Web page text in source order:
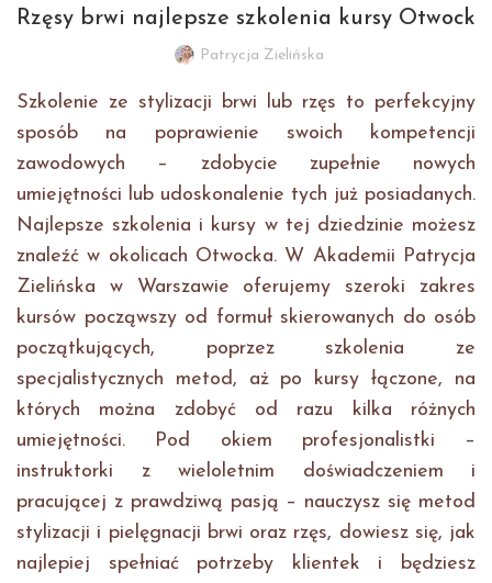
Rzęsy brwi najlepsze szkolenia kursy Otwock
Patrycja Zielińska
Szkolenie ze stylizacji brwi lub rzęs to perfekcyjny
sposób na poprawienie swoich kompetencji
zawodowych – zdobycie zupełnie nowych
umiejętności lub udoskonalenie tych już posiadanych.
Najlepsze szkolenia i kursy w tej dziedzinie możesz
znaleźć w okolicach Otwocka. W Akademii Patrycja
Zielińska w Warszawie oferujemy szeroki zakres
kursów począwszy od formuł skierowanych do osób
początkujących, poprzez szkolenia ze
specjalistycznych metod, aż po kursy łączone, na
których można zdobyć od razu kilka różnych
umiejętności. Pod okiem profesjonalistki –
instruktorki z wieloletnim doświadczeniem i
pracującej z prawdziwą pasją – nauczysz się metod
stylizacji i pielęgnacji brwi oraz rzęs, dowiesz się, jak
najlepiej spełniać potrzeby klientek i będziesz